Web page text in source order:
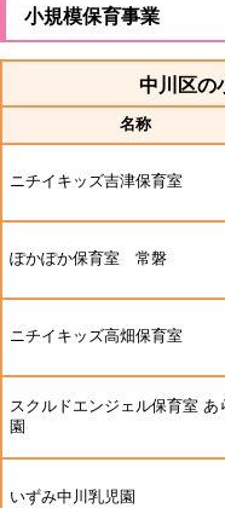
小規模保育事業
中川区の
名称
ニチイキッズ吉津保育室
ぽかぽか保育室 常磐
ニチイキッズ高畑保育室
スクルドエンジェル保育室 あ
園
いずみ中川乳児園